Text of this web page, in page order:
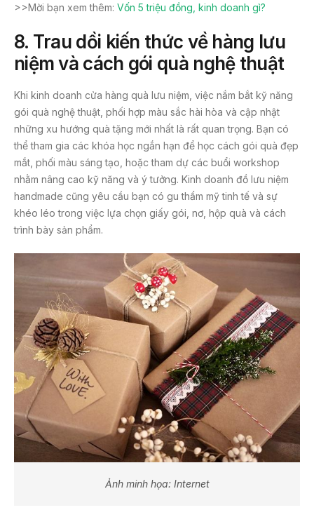
>>Mời bạn xem thêm: Vốn 5 triệu đồng, kinh doanh gì?
8. Trau dồi kiến thức về hàng lưu
niệm và cách gói quà nghệ thuật
Khi kinh doanh cửa hàng quà lưu niệm, việc nắm bắt kỹ năng
gói quà nghệ thuật, phối hợp màu sắc hài hòa và cập nhật
những xu hướng quà tặng mới nhất là rất quan trọng. Bạn có
thể tham gia các khóa học ngắn hạn để học cách gói quà đẹp
mắt, phối màu sáng tạo, hoặc tham dự các buổi workshop
nhằm nâng cao kỹ năng và ý tưởng. Kinh doanh đồ lưu niệm
handmade cũng yêu cầu bạn có gu thẩm mỹ tinh tế và sự
khéo léo trong việc lựa chọn giấy gói, nơ, hộp quà và cách
trình bày sản phẩm.
Ảnh minh họa: Internet